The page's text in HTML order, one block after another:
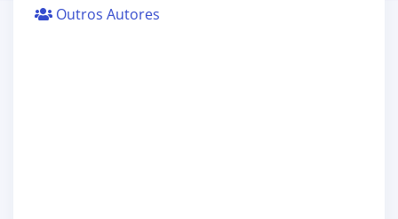
Outros Autores